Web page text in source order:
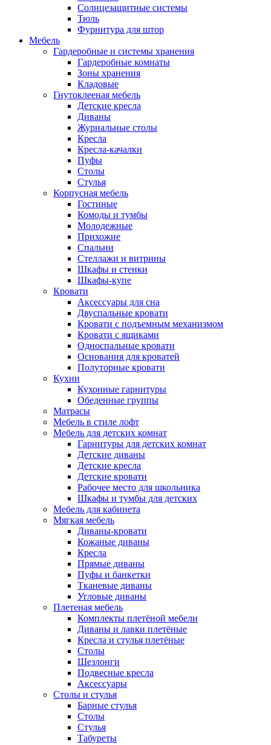
Солнцезащитные системы
Тюль
Фурнитура для штор
Мебель
Гардеробные и системы хранения
Гардеробные комнаты
Зоны хранения
Кладовые
Гнутоклееная мебель
Детские кресла
Диваны
Журнальные столы
Кресла
Кресла-качалки
Пуфы
Столы
Стулья
Корпусная мебель
Гостиные
Комоды и тумбы
Молодежные
Прихожие
Спальни
Стеллажи и витрины
Шкафы и стенки
Шкафы-купе
Кровати
Аксессуары для сна
Двуспальные кровати
Кровати с подъемным механизмом
Кровати с ящиками
Односпальные кровати
Основания для кроватей
Полуторные кровати
Кухни
Кухонные гарнитуры
Обеденные группы
Матрасы
Мебель в стиле лофт
Мебель для детских комнат
Гарнитуры для детских комнат
Детские диваны
Детские кресла
Детские кровати
Рабочее место для школьника
Шкафы и тумбы для детских
Мебель для кабинета
Мягкая мебель
Диваны-кровати
Кожаные диваны
Кресла
Прямые диваны
Пуфы и банкетки
Тканевые диваны
Угловые диваны
Плетеная мебель
Комплекты плетёной мебели
Диваны и лавки плетёные
Кресла и стулья плетёные
Столы
Шезлонги
Подвесные кресла
Аксессуары
Столы и стулья
Барные стулья
Столы
Стулья
Табуреты